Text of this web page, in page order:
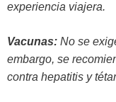
experiencia viajera.
Vacunas: No se
embargo, se
contra hepatitis y